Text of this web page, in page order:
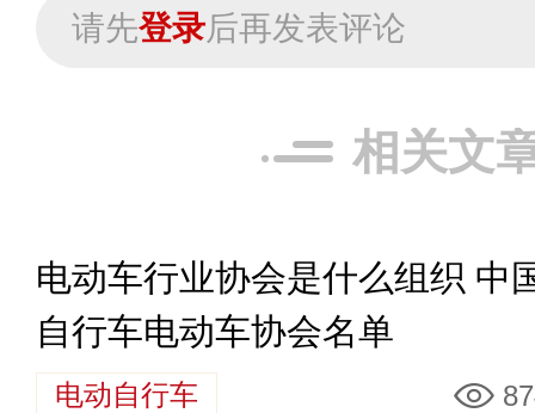
请先登录后再发表评论
相关文
电动车行业协会是什么组织 中
自行车电动车协会名单
电动自行车